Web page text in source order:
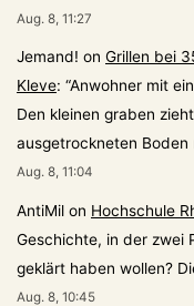
Aug. 8, 11:27
Jemand! on Grillen bei
Kleve: “Anwohner mit
Den kleinen graben
ausgetrockneten
Aug. 8, 11:04
AntiMil on Hochschule
Geschichte, in der zwei
geklärt haben wollen?
Aug. 8, 10:45